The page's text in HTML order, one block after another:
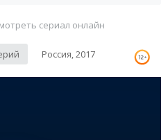
сериал онлайн
Россия, 2017